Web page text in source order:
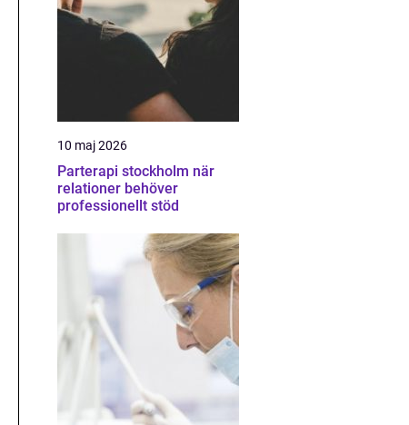
10 maj 2026
Parterapi stockholm när
relationer behöver
professionellt stöd